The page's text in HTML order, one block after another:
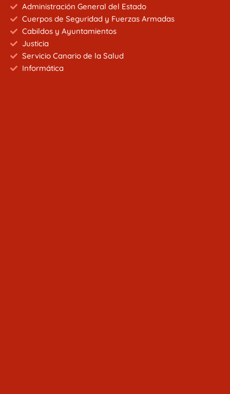
Administración General del Estado
Cuerpos de Seguridad y Fuerzas Armadas
Cabildos y Ayuntamientos
Justicia
Servicio Canario de la Salud
Informática